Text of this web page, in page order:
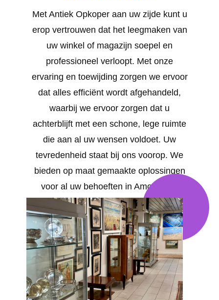
Met Antiek Opkoper aan uw zijde kunt u
erop vertrouwen dat het leegmaken van
uw winkel of magazijn soepel en
professioneel verloopt. Met onze
ervaring en toewijding zorgen we ervoor
dat alles efficiënt wordt afgehandeld,
waarbij we ervoor zorgen dat u
achterblijft met een schone, lege ruimte
die aan al uw wensen voldoet. Uw
tevredenheid staat bij ons voorop. We
bieden op maat gemaakte oplossingen
voor al uw behoeften in Amougies .